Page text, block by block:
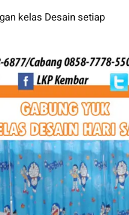
kelas Desain setiap